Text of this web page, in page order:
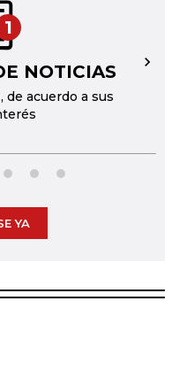
1
NOTICIAS
de acuerdo a sus
→
YA